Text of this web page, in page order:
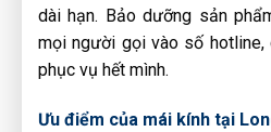
dài hạn. Bảo dưỡng sản
mọi người gọi vào số
phục vụ hết mình.
Ưu điểm của mái kính tại